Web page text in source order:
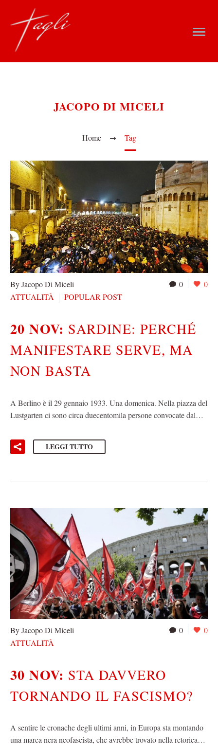
JACOPO DI MICELI
Home Tag
0 0
By Jacopo Di Miceli
ATTUALITÀ
POPULAR POST
20 NOV: SARDINE: PERCHÉ
MANIFESTARE SERVE, MA
NON BASTA
A Berlino è il 29 gennaio 1933. Una domenica. Nella piazza del
Lustgarten ci sono circa duecentomila persone convocate dal…
LEGGI TUTTO
0 0
By Jacopo Di Miceli
ATTUALITÀ
30 NOV: STA DAVVERO
TORNANDO IL FASCISMO?
A sentire le cronache degli ultimi anni, in Europa sta montando
una marea nera neofascista, che avrebbe trovato nella retorica…